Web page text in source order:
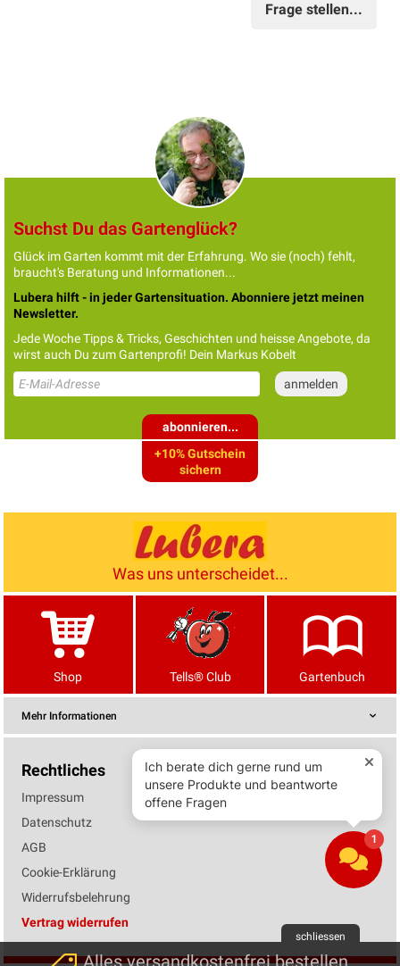
Frage stellen...
Suchst Du das Gartenglück?
Glück im Garten kommt mit der Erfahrung. Wo sie (noch) fehlt,
braucht's Beratung und Informationen...
Lubera hilft - in jeder Gartensituation. Abonniere jetzt meinen
Newsletter.
Jede Woche Tipps & Tricks, Geschichten und heisse Angebote, da
wirst auch Du zum Gartenprofi! Dein Markus Kobelt
abonnieren...
+10% Gutschein
sichern
Was uns unterscheidet...
Shop Tells® Club Gartenbuch
Mehr Informationen
Rechtliches
Impressum
Datenschutz
AGB
Cookie-Erklärung
Widerrufsbelehrung
Vertrag widerrufen
schliessen
Alles versandkostenfrei bestellen